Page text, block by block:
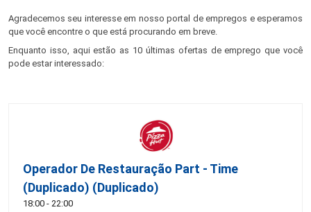
Agradecemos seu interesse em nosso portal de empregos e esperamos
que você encontre o que está procurando em breve.
Enquanto isso, aqui estão as 10 últimas ofertas de emprego que você
pode estar interessado:
Operador De Restauração Part - Time
(Duplicado) (Duplicado)
18:00 - 22:00